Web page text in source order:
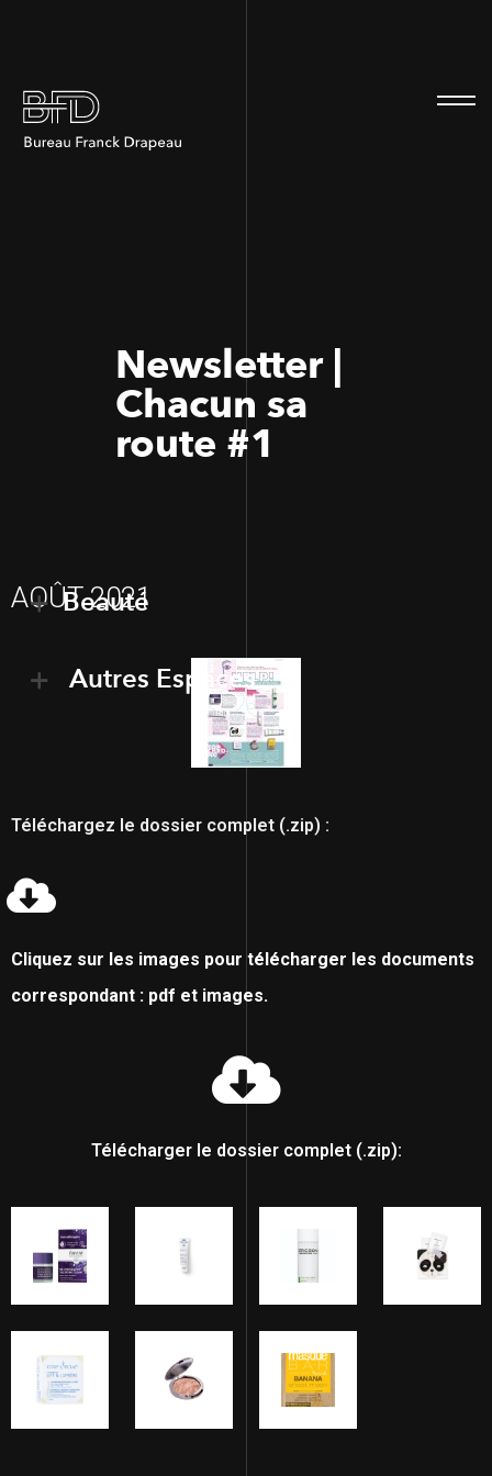
Newsletter |
Chacun sa
route #1
AOÛT 2021
Beauté
Autres Espaces
Téléchargez le dossier complet (.zip) :
Cliquez sur les images pour télécharger les documents
correspondant : pdf et images.
Télécharger le dossier complet (.zip):